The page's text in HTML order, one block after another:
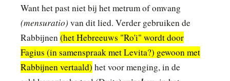
Want het past niet bij het metrum of omvang
(mensuratio) van dit lied. Verder gebruiken de
Rabbijnen(het Hebreeuws "Ro'i" wordt door
Fagius (in samenspraak met Levita?) gewoon met
Rabbijnen vertaald) het voor menging, in de